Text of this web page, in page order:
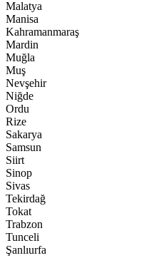
Malatya
Manisa
Kahramanmaraş
Mardin
Muğla
Muş
Nevşehir
Niğde
Ordu
Rize
Sakarya
Samsun
Siirt
Sinop
Sivas
Tekirdağ
Tokat
Trabzon
Tunceli
Şanlıurfa